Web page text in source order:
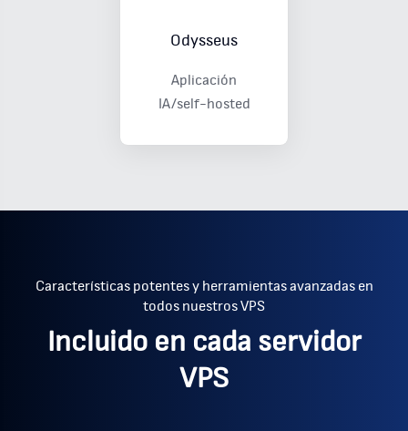
Odysseus
Aplicación
IA/self-hosted
Características potentes y herramientas avanzadas en
todos nuestros VPS
Incluido en cada servidor
VPS